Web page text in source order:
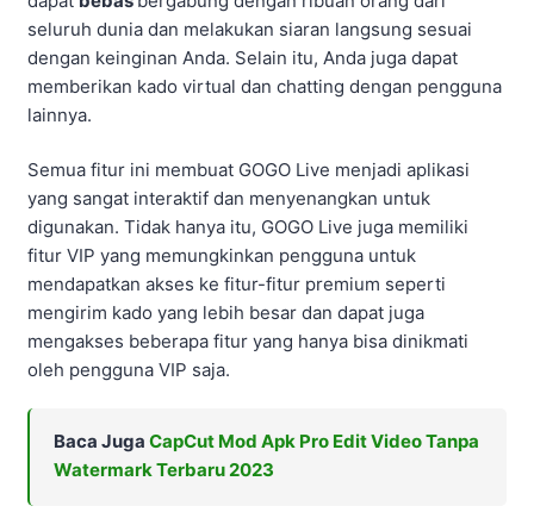
seluruh dunia dan melakukan siaran langsung sesuai
dengan keinginan Anda. Selain itu, Anda juga dapat
memberikan kado virtual dan chatting dengan pengguna
lainnya.
Semua fitur ini membuat GOGO Live menjadi aplikasi
yang sangat interaktif dan menyenangkan untuk
digunakan. Tidak hanya itu, GOGO Live juga memiliki
fitur VIP yang memungkinkan pengguna untuk
mendapatkan akses ke fitur-fitur premium seperti
mengirim kado yang lebih besar dan dapat juga
mengakses beberapa fitur yang hanya bisa dinikmati
oleh pengguna VIP saja.
Baca Juga CapCut Mod Apk Pro Edit Video Tanpa
Watermark Terbaru 2023